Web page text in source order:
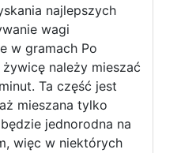
najlepszych
wagi
w gramach Po
należy mieszać
Ta część jest
mieszana tylko
jednorodna na
więc w niektórych